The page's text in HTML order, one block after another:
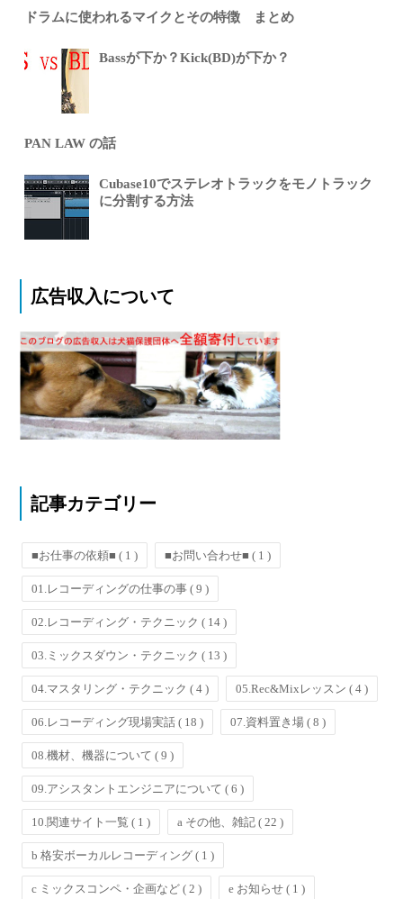
ドラムに使われるマイクとその特徴 まとめ
Bassが下か？Kick(BD)が下か？
PAN LAW の話
Cubase10でステレオトラックをモノトラック
に分割する方法
広告収入について
記事カテゴリー
■お仕事の依頼■( 1 ) ■お問い合わせ■( 1 )
01.レコーディングの仕事の事( 9 )
02.レコーディング・テクニック( 14 )
03.ミックスダウン・テクニック( 13 )
04.マスタリング・テクニック( 4 ) 05.Rec&Mixレッスン( 4 )
06.レコーディング現場実話( 18 ) 07.資料置き場( 8 )
08.機材、機器について( 9 )
09.アシスタントエンジニアについて( 6 )
10.関連サイト一覧( 1 ) a その他、雑記( 22 )
b 格安ボーカルレコーディング( 1 )
c ミックスコンペ・企画など( 2 ) e お知らせ( 1 )